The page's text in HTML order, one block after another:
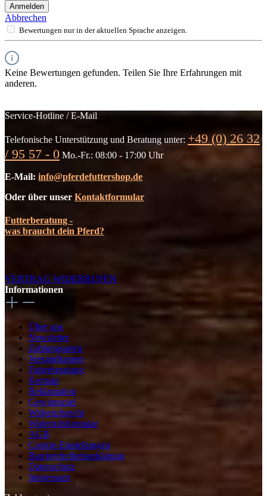
Anmelden
Abbrechen
Bewertungen nur in der aktuellen Sprache anzeigen.
Keine Bewertungen gefunden. Teilen Sie Ihre Erfahrungen mit
anderen.
Service-Hotline / E-Mail
Telefonische Unterstützung und Beratung unter: +49 (0) 26 32
/ 95 57 - 0 Mo.-Fr.: 08:00 - 17:00 Uhr
E-Mail: info@pferdefuttershop.de
Oder über unser Kontaktformular
Futterberatung -
was braucht dein Pferd?
VERTRAG WIDERRUFEN
Informationen
Über uns
Newsletter
Zahlungsarten
Versandkosten
Futterberatung
Kontakt
Reklamation
Gewinnspiel
Widerrufsrecht
Widerrufsformular
AGB
Cookie-Einstellungen
Barrierefreiheitserklärung
Datenschutz
Impressum